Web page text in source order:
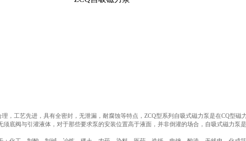
，工艺先进，具有全密封，无泄漏，耐腐蚀等特点，ZCQ型系列自吸式磁力泵是在CQ型
底阀与引灌液体，对于那些要求泵的安装位置高于液面，并非倒灌的场合，自吸式磁力泵是